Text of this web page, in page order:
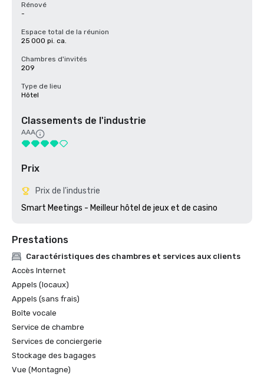
Rénové
-
Espace total de la réunion
25 000 pi. ca.
Chambres d'invités
209
Type de lieu
Hôtel
Classements de l'industrie
AAA
Prix
Prix de l'industrie
Smart Meetings - Meilleur hôtel de jeux et de casino
Prestations
Caractéristiques des chambres et services aux clients
Accès Internet
Appels (locaux)
Appels (sans frais)
Boîte vocale
Service de chambre
Services de conciergerie
Stockage des bagages
Vue (Montagne)